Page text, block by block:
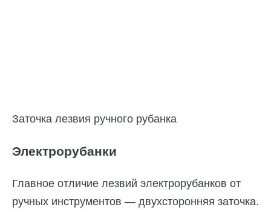
Заточка лезвия ручного рубанка
Электрорубанки
Главное отличие лезвий электрорубанков от
ручных инструментов — двухсторонняя заточка.